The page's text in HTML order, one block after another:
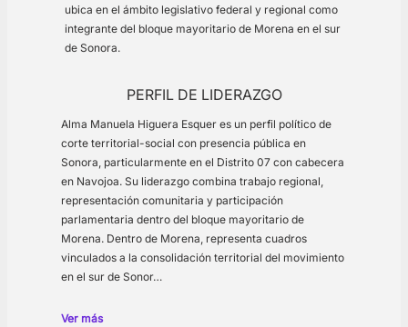
ubica en el ámbito legislativo federal y regional como
integrante del bloque mayoritario de Morena en el sur
de Sonora.
PERFIL DE LIDERAZGO
Alma Manuela Higuera Esquer es un perfil político de
corte territorial-social con presencia pública en
Sonora, particularmente en el Distrito 07 con cabecera
en Navojoa. Su liderazgo combina trabajo regional,
representación comunitaria y participación
parlamentaria dentro del bloque mayoritario de
Morena. Dentro de Morena, representa cuadros
vinculados a la consolidación territorial del movimiento
en el sur de Sonor…
Ver más